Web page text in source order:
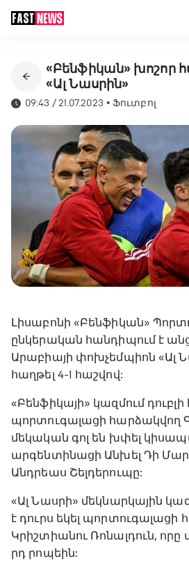
«Բենֆիկան» խոշոր
«Ալ Նասրին»
09:43 / 21.07.2023 •Ֆուտբոլ
Լիսաբոնի «Բենֆիկան»
ընկերական հանդիպում է
Արաբիայի փոխչեմպիոն «Ալ
հաղթել 4-1 հաշվով:
«Բենֆիկայի» կազմում
պորտուգալացի հարձակվող
մեկական գոլ են խփել
արգենտինացի Անխել Դի
Անդրեաս Շելդերուպը:
«Ալ Նասրի» մեկնարկային
է դուրս եկել պորտուգալացի
Կրիշտիանու Ռոնալդուն, որը
րդ րոպեին: